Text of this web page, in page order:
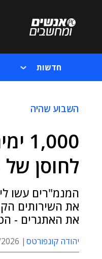
חדשות
השבוע שהיה
לחוסן
את השירותים
את האתגרים -
יהודה קונפורטס 18:37